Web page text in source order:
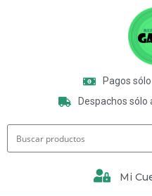
Pagos
Despachos
Mi